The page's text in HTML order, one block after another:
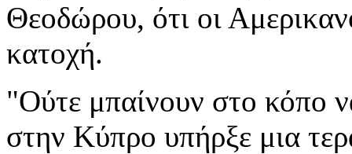
Θεοδώρου, ότι οι
κατοχή.
"Ούτε μπαίνουν στο κόπο
στην Κύπρο υπήρξε μια